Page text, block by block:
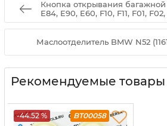
Кнопка открывания багажной
E84, E90, E60, F10, F11, F01, F02,
Маслоотделитель BMW N52
Рекомендуемые товары
-44.52 % BT00058